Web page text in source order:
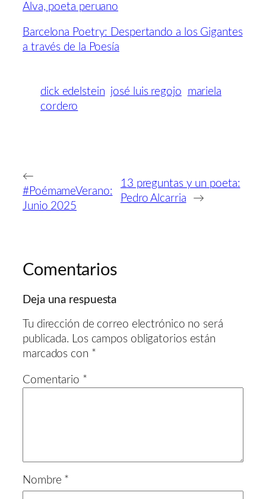
Alva, poeta peruano
Barcelona Poetry: Despertando a los Gigantes
a través de la Poesía
dick edelstein josé luis regojo
mariela
cordero
←
#PoémameVerano:
Junio 2025
13 preguntas y un poeta:
Pedro Alcarria
→
Comentarios
Deja una respuesta
Tu dirección de correo electrónico no será
publicada. Los campos obligatorios están
marcados con *
Comentario *
Nombre *